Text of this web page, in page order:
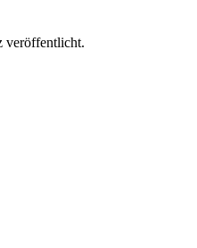
veröffentlicht.